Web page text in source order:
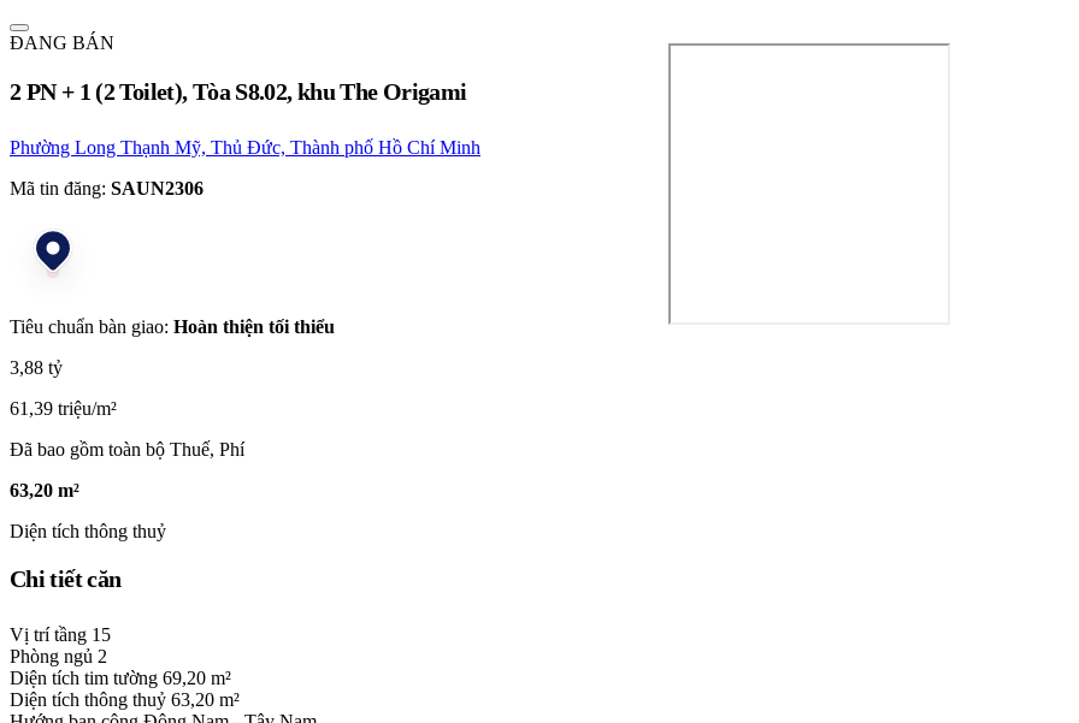
ĐANG BÁN
2 PN + 1 (2 Toilet), Tòa S8.02, khu The Origami
Phường Long Thạnh Mỹ, Thủ Đức, Thành phố Hồ Chí Minh
Mã tin đăng: SAUN2306
Tiêu chuẩn bàn giao: Hoàn thiện tối thiểu
3,88 tỷ
61,39 triệu/m²
Đã bao gồm toàn bộ Thuế, Phí
63,20 m²
Diện tích thông thuỷ
Chi tiết căn
Vị trí tầng 15
Phòng ngủ 2
Diện tích tim tường 69,20 m²
Diện tích thông thuỷ 63,20 m²